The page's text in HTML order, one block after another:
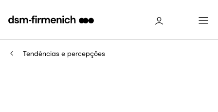
Tendências e percepções